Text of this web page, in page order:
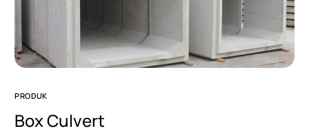
PRODUK
Box Culvert